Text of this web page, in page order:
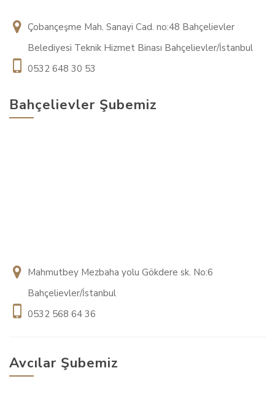
Çobançeşme Mah. Sanayi Cad. no:48 Bahçelievler
Belediyesi Teknik Hizmet Binası Bahçelievler/İstanbul
0532 648 30 53
Bahçelievler Şubemiz
Mahmutbey Mezbaha yolu Gökdere sk. No:6
Bahçelievler/İstanbul
0532 568 64 36
Avcılar Şubemiz